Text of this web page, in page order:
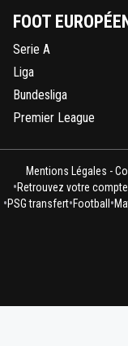
FOOT EUROPÉEN
Serie A
Liga
Bundesliga
Premier League
Mentions Légales -
•Retrouvez votre
•PSG transfert•Football •